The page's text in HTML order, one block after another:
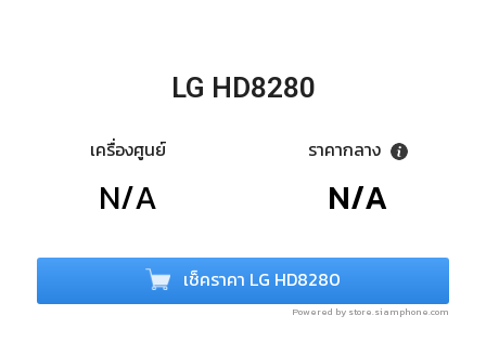
LG HD8280
เครื่องศูนย์
N/A
ราคากลาง
N/A
เช็คราคา LG HD8280
Powered by store.siamphone.com